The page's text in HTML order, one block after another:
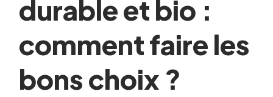
durable et bio :
comment faire les
bons choix ?